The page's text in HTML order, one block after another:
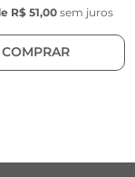
R$ 51,00 sem juros
COMPRAR